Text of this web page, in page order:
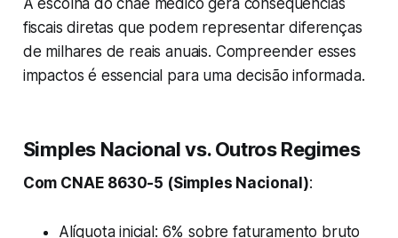
A escolha do cnae médico gera consequências
fiscais diretas que podem representar diferenças
de milhares de reais anuais. Compreender esses
impactos é essencial para uma decisão informada.
Simples Nacional vs. Outros Regimes
Com CNAE 8630-5 (Simples Nacional):
Alíquota inicial: 6% sobre faturamento bruto